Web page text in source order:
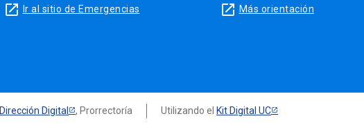
launch Ir al sitio de Emergencias launch Más orientación
Dirección Digital , Prorrectoría Utilizando el Kit Digital UC